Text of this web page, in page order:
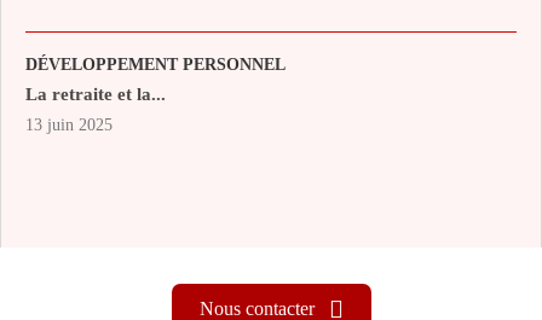
DÉVELOPPEMENT PERSONNEL
La retraite et la...
13 juin 2025
Nous contacter